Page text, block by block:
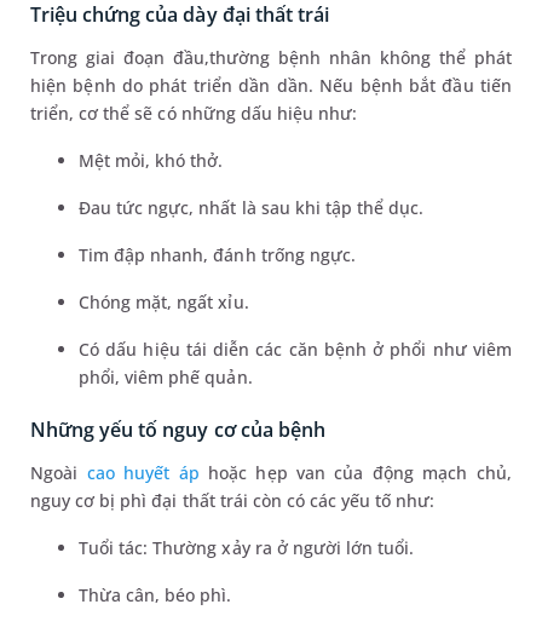
Triệu chứng của dày đại thất trái
Trong giai đoạn đầu,thường bệnh nhân không thể phát
hiện bệnh do phát triển dần dần. Nếu bệnh bắt đầu tiến
triển, cơ thể sẽ có những dấu hiệu như:
Mệt mỏi, khó thở.
Đau tức ngực, nhất là sau khi tập thể dục.
Tim đập nhanh, đánh trống ngực.
Chóng mặt, ngất xỉu.
Có dấu hiệu tái diễn các căn bệnh ở phổi như viêm
phổi, viêm phế quản.
Những yếu tố nguy cơ của bệnh
Ngoài cao huyết áp hoặc hẹp van của động mạch chủ,
nguy cơ bị phì đại thất trái còn có các yếu tố như:
Tuổi tác: Thường xảy ra ở người lớn tuổi.
Thừa cân, béo phì.